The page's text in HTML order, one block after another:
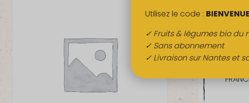
Utilisez le code : BIENVENUE
✓ Fruits & légumes bio du
✓ Sans abonnement
✓ Livraison sur Nantes et